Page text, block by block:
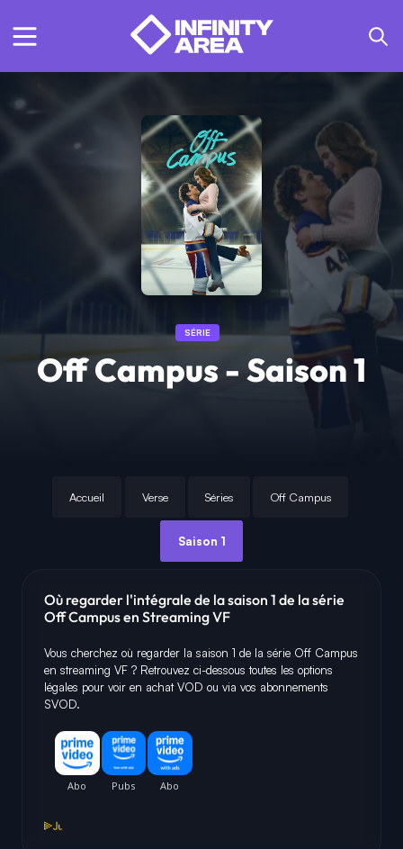
SÉRIE
Off Campus - Saison 1
Accueil Verse Séries Off Campus
Saison 1
Où regarder l'intégrale de la saison 1 de la série
Off Campus en Streaming VF
Vous cherchez où regarder la saison 1 de la série Off Campus
en streaming VF ? Retrouvez ci-dessous toutes les options
légales pour voir en achat VOD ou via vos abonnements
SVOD.